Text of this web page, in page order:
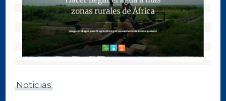
Noticias